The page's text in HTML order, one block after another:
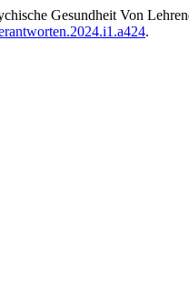
Gesundheit Von
.